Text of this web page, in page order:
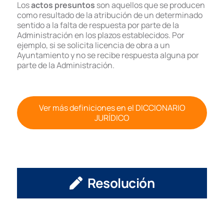
Losactos presuntos son aquellos que se producen
como resultado de la atribución de un determinado
sentido a la falta de respuesta por parte de la
Administración en los plazos establecidos. Por
ejemplo, si se solicita licencia de obra a un
Ayuntamiento y no se recibe respuesta alguna por
parte de la Administración.
Ver más definiciones en el DICCIONARIO
JURÍDICO
Resolución